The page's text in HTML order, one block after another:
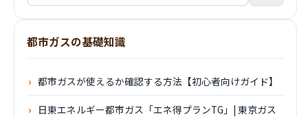
索:
都市ガスの基礎知識
都市ガスが使えるか確認する方法【初心者向けガイド】
日東エネルギー都市ガス「エネ得プランTG」| 東京ガス